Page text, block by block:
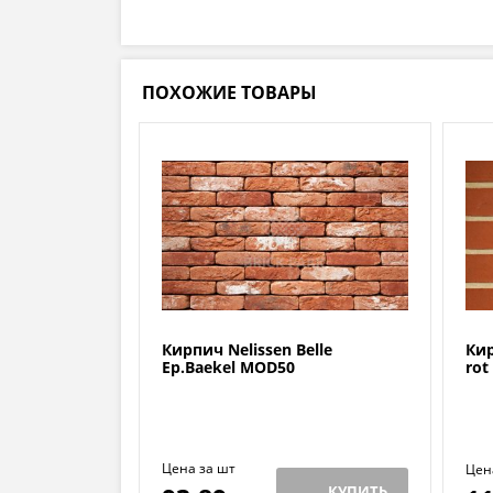
ПОХОЖИЕ ТОВАРЫ
Кирпич Nelissen Belle
Ep.Baekel MOD50
Цена за шт
rot